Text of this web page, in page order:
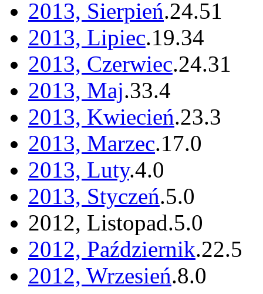
2013, Sierpień.24.51
2013, Lipiec.19.34
2013, Czerwiec.24.31
2013, Maj.33.4
2013, Kwiecień.23.3
2013, Marzec.17.0
2013, Luty.4.0
2013, Styczeń.5.0
2012, Listopad.5.0
2012, Październik.22.5
2012, Wrzesień.8.0